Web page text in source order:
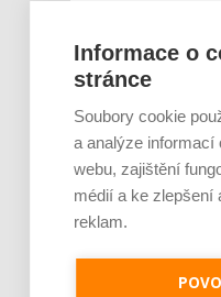
Číst dál
POSMan
úspornou
terminálů
AUTOR: REDAKCE
0 KOMENTÁŘŮ
Informace o
stránce
Soubory cookie
a analýze
webu, zajištění
médií a ke zlepšení
reklam.